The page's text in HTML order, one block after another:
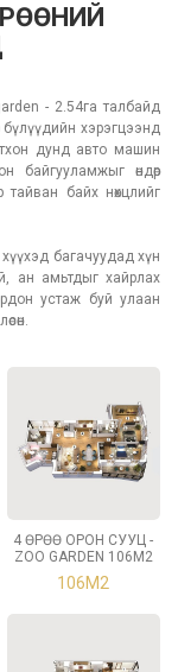
- 2.54га талбайд
бүлүүдийн хэрэгцээнд
дунд авто машин
байгууламжыг өндөр
байх нөхцлийг
багачуудад хүн
ан амьтдыг хайрлах
устаж буй улаан
4 ӨРӨӨ ОРОН СУУЦ -
ZOO GARDEN 106М2
106М2